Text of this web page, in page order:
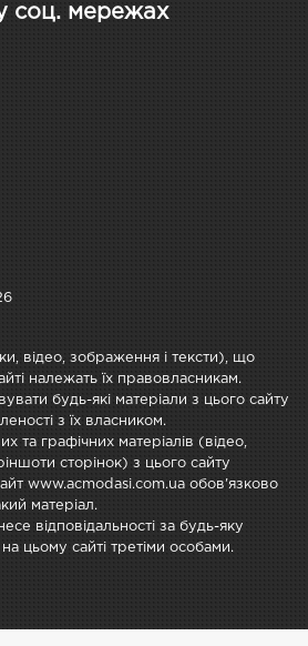
соц. мережах
відео, зображення і тексти), що
належать їх правовласникам.
будь-які матеріали з цього сайту
з їх власником.
та графічних матеріалів (відео,
сторінок) з цього сайту
www.acmodasi.com.ua обов'язково
матеріал.
відповідальності за будь-яку
цьому сайті третіми особами.